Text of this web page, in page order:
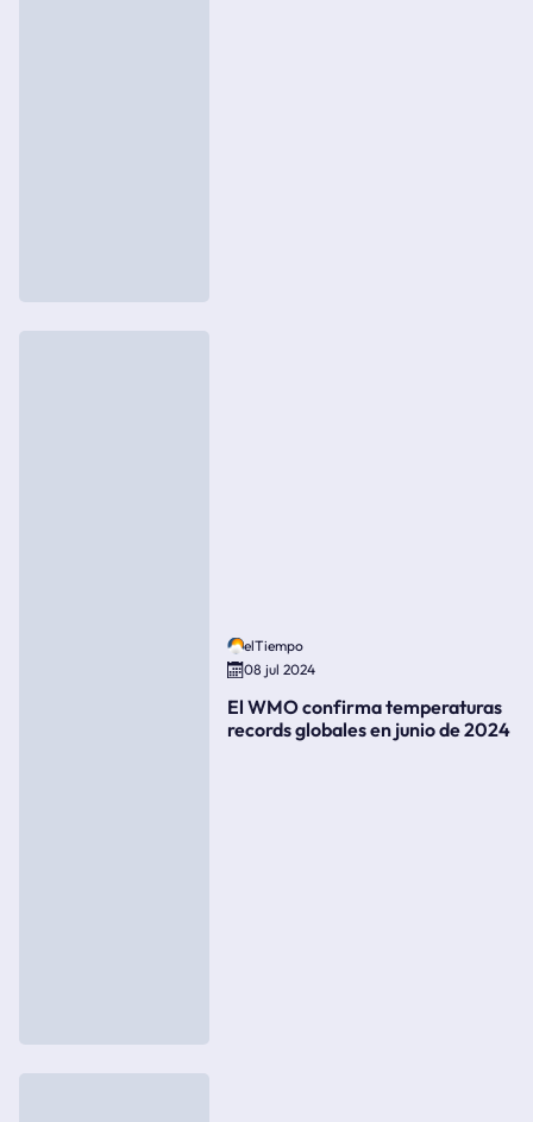
elTiempo
08 jul 2024
El WMO confirma temperaturas
records globales en junio de 2024